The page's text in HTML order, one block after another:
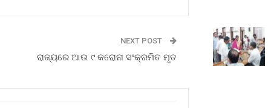
NEXT POST
ରାଜ୍ୟରେ ଆଉ ୯ କରୋନା ସଂକ୍ରମିତ ମୃତ